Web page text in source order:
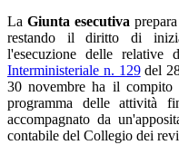
La Giunta esecutiva
restando il diritto di
l'esecuzione delle relative
Interministeriale n. 129del
30 novembre ha il
programma delle attività
accompagnato da
contabile del Collegio dei